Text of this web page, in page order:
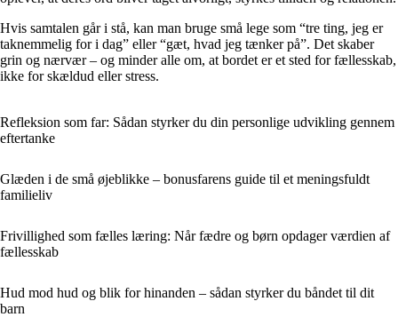
Hvis samtalen går i stå, kan man bruge små lege som “tre ting, jeg er
taknemmelig for i dag” eller “gæt, hvad jeg tænker på”. Det skaber
grin og nærvær – og minder alle om, at bordet er et sted for fællesskab,
ikke for skældud eller stress.
Refleksion som far: Sådan styrker du din personlige udvikling gennem
eftertanke
Glæden i de små øjeblikke – bonusfarens guide til et meningsfuldt
familieliv
Frivillighed som fælles læring: Når fædre og børn opdager værdien af
fællesskab
Hud mod hud og blik for hinanden – sådan styrker du båndet til dit
barn